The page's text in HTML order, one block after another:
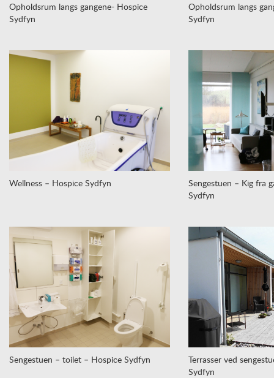
Opholdsrum langs gangene- Hospice
Sydfyn
Opholdsrum langs
Sydfyn
Wellness – Hospice Sydfyn
Sengestuen – Kig fra
Sydfyn
Sengestuen – toilet – Hospice Sydfyn
Terrasser ved
Sydfyn